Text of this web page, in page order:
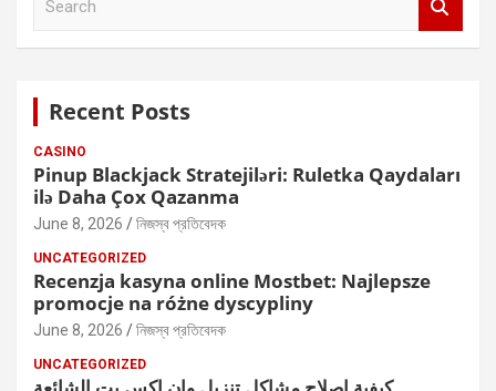
Recent Posts
CASINO
Pinup Blackjack Stratejiləri: Ruletka Qaydaları
ilə Daha Çox Qazanma
June 8, 2026 নিজস্ব প্রতিবেদক
UNCATEGORIZED
Recenzja kasyna online Mostbet: Najlepsze
promocje na różne dyscypliny
June 8, 2026 নিজস্ব প্রতিবেদক
UNCATEGORIZED